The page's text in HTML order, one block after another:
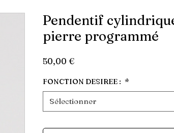
Pendentif
pierre programmé
50,00 €Prix
FONCTION DESIREE : *
Sélectionner